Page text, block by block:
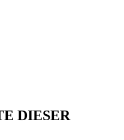
DIESER